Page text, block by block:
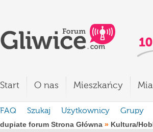
Start O nas Mieszkańcy
FAQ Szukaj Użytkownicy Grupy
dupiate forum Strona Główna » Kultura/